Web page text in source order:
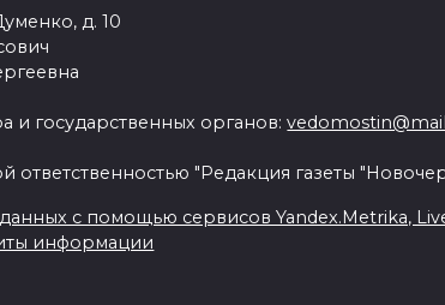
д. 10
и государственных органов:
"Редакция газеты
с помощью сервисов Yandex.Metrika,
информации